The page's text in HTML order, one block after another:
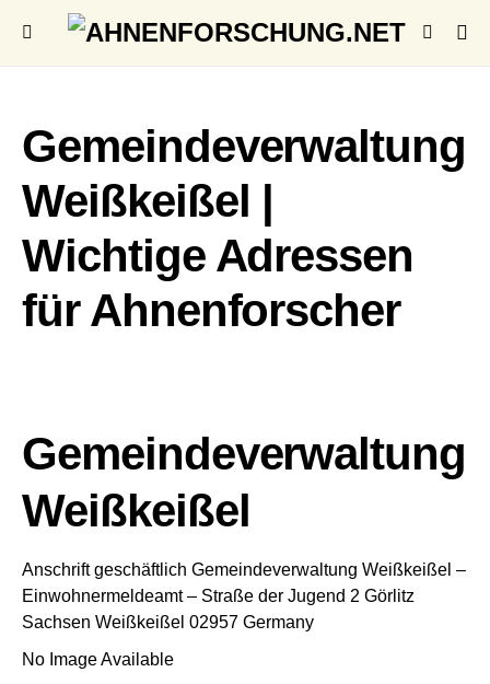
Gemeindeverwaltung
Weißkeißel |
Wichtige Adressen
für Ahnenforscher
Gemeindeverwaltung
Weißkeißel
Anschrift geschäftlich Gemeindeverwaltung Weißkeißel –
Einwohnermeldeamt – Straße der Jugend 2 Görlitz
Sachsen Weißkeißel 02957 Germany
No Image Available